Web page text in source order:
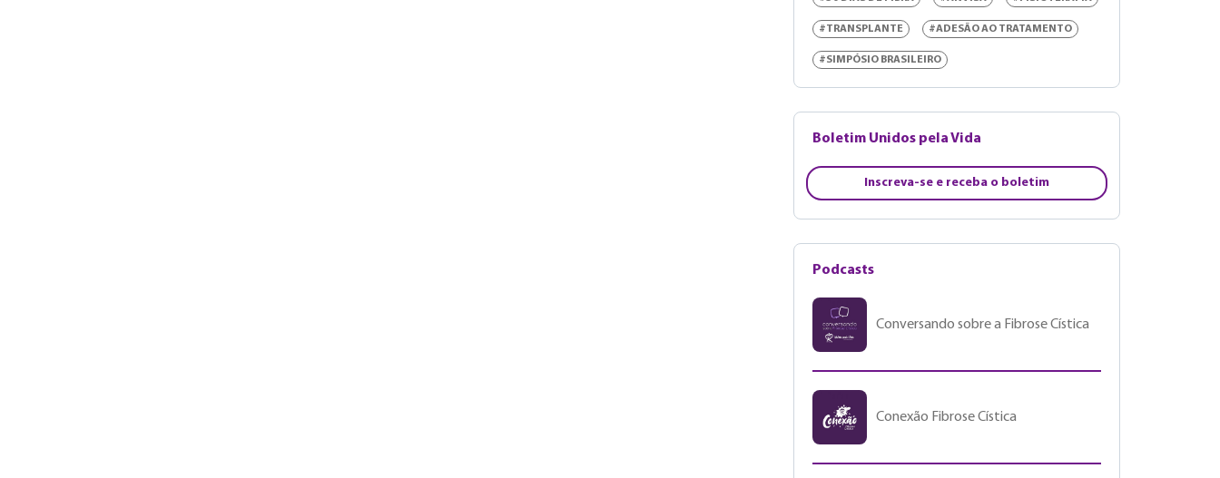
#TRANSPLANTE #ADESÃO AO TRATAMENTO
#SIMPÓSIO BRASILEIRO
Boletim Unidos pela Vida
Inscreva-se e receba o boletim
Podcasts
Conversando sobre a Fibrose Cística
Conexão Fibrose Cística